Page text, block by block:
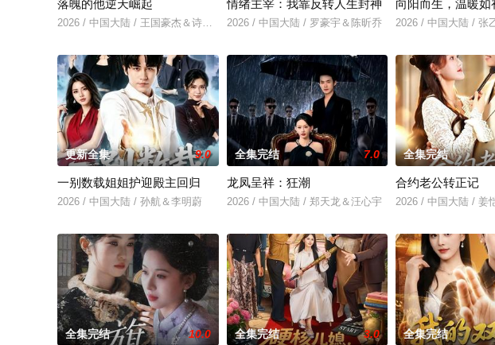
落魄的他逆天崛起
2026 / 中国大陆 / 王国豪杰＆诗语＆梁辰羽
情绪主宰：我靠反转人生封神
2026 / 中国大陆 / 罗豪宇＆陈昕乔
向阳而生，温暖如
2026 / 中国大陆 / 张
更新全集 9.0
一别数载姐姐护迎殿主回归
2026 / 中国大陆 / 孙航＆李明蔚
全集完结 7.0
龙凤呈祥：狂潮
2026 / 中国大陆 / 郑天龙＆汪心宇
全集完结
合约老公转正记
2026 / 中国大陆 / 姜
全集完结 10.0 全集完结 3.0 全集完结